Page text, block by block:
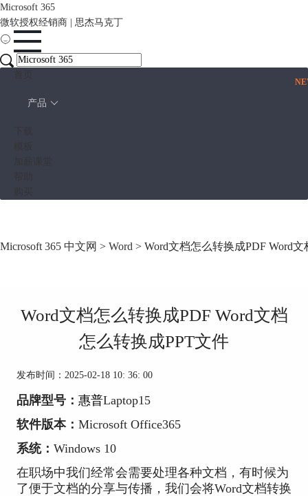
Microsoft 365
微软授权经销商 | 思杰马克丁
产品
Microsoft 365 中文网 > Word > Word文档怎么转换成PDF Word
Word文档怎么转换成PDF Word文档
怎么转换成PPT文件
发布时间：2025-02-18 10: 36: 00
品牌型号： 惠普Laptop15
软件版本： Microsoft Office365
系统： Windows 10
在职场中我们经常会需要处理各种文档，有时候为
了便于文档的分享与传播，我们会将Word文档转换